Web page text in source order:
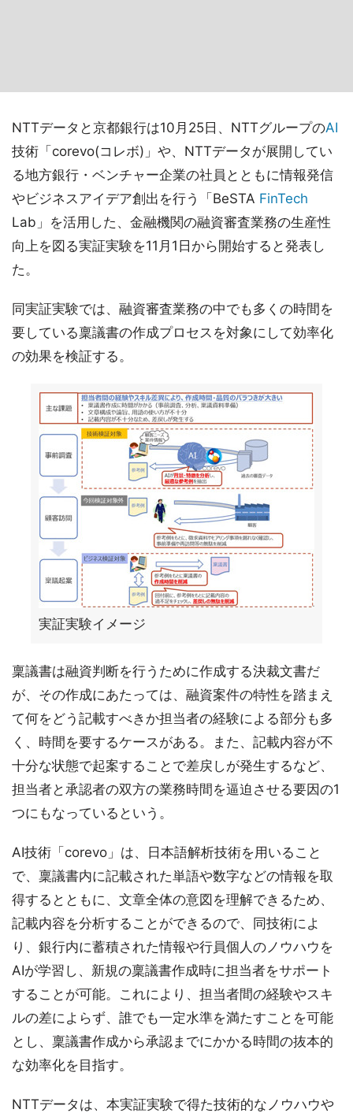
NTTデータと京都銀行は10月25日、NTTグループのAI
技術「corevo(コレボ)」や、NTTデータが展開してい
る地方銀行・ベンチャー企業の社員とともに情報発信
やビジネスアイデア創出を行う「BeSTA FinTech
Lab」を活用した、金融機関の融資審査業務の生産性
向上を図る実証実験を11月1日から開始すると発表し
た。
同実証実験では、融資審査業務の中でも多くの時間を
要している稟議書の作成プロセスを対象にして効率化
の効果を検証する。
実証実験イメージ
稟議書は融資判断を行うために作成する決裁文書だ
が、その作成にあたっては、融資案件の特性を踏まえ
て何をどう記載すべきか担当者の経験による部分も多
く、時間を要するケースがある。また、記載内容が不
十分な状態で起案することで差戻しが発生するなど、
担当者と承認者の双方の業務時間を逼迫させる要因の1
つにもなっているという。
AI技術「corevo」は、日本語解析技術を用いること
で、稟議書内に記載された単語や数字などの情報を取
得するとともに、文章全体の意図を理解できるため、
記載内容を分析することができるので、同技術によ
り、銀行内に蓄積された情報や行員個人のノウハウを
AIが学習し、新規の稟議書作成時に担当者をサポート
することが可能。これにより、担当者間の経験やスキ
ルの差によらず、誰でも一定水準を満たすことを可能
とし、稟議書作成から承認までにかかる時間の抜本的
な効率化を目指す。
NTTデータは、本実証実験で得た技術的なノウハウや